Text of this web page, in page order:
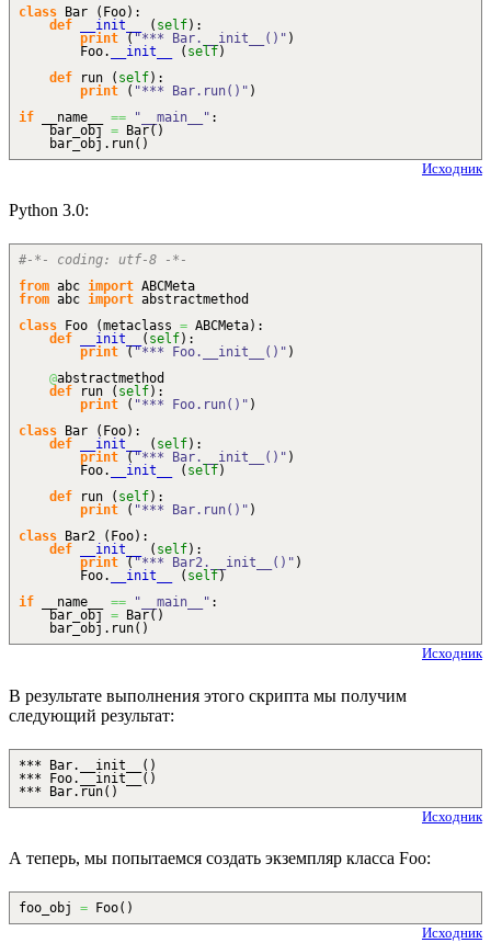
class Bar ( Foo) :
def
__init__ ( self) :
print ("*** Bar.__init__()" )
Foo.
__init__ ( self)
def run ( self) :
print
( "*** Bar.run()" )
if __name__ == "__main__" :
bar_obj = Bar()
bar_obj. run( )
Исходник
Python 3.0:
#-*- coding: utf-8 -*-
from abc import ABCMeta
from abc import abstractmethod
class Foo (metaclass = ABCMeta) :
def
__init__ ( self) :
print
( "*** Foo.__init__()" )
@abstractmethod
def run ( self) :
print
( "*** Foo.run()" )
class Bar ( Foo) :
def
__init__ ( self) :
print
( "*** Bar.__init__()" )
Foo.
__init__ ( self)
def run ( self) :
print
( "*** Bar.run()" )
class Bar2 ( Foo) :
def
__init__ ( self) :
print
( "*** Bar2.__init__()" )
Foo.
__init__ ( self)
if __name__ == "__main__" :
bar_obj = Bar( )
bar_obj. run( )
Исходник
В результате выполнения этого скрипта мы получим
следующий результат:
*** Bar.__init__()
*** Foo.__init__()
*** Bar.run()
Исходник
А теперь, мы попытаемся создать экземпляр класса Foo:
foo_obj = Foo( )
Исходник